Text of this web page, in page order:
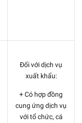
Đối với dịch vụ
xuất khẩu:
+ Có hợp đồng
cung ứng dịch vụ
với tổ chức, cá